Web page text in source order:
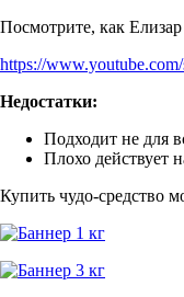
Посмотрите, как
https://
Недостатки:
Подходит не для
Плохо действует
Купить чудо-средство